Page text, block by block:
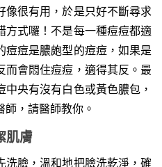
像很有用，於是只好不斷尋求
方式囉！不是每一種痘痘都適
痘痘是膿皰型的痘痘，如果是
而會悶住痘痘，適得其反。最
央有沒有白色或黃色膿包，
，請醫師教你。
肌膚
洗臉，溫和地把臉洗乾淨，確